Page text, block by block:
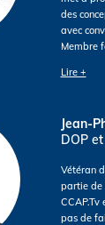
des
avec
Membre
Lire +
Jean-
DOP
Vétéran
partie de
CCAP.Tv
pas de